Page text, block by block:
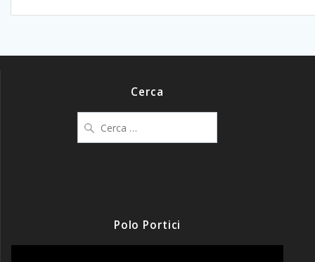
Cerca
per:
Polo Portici